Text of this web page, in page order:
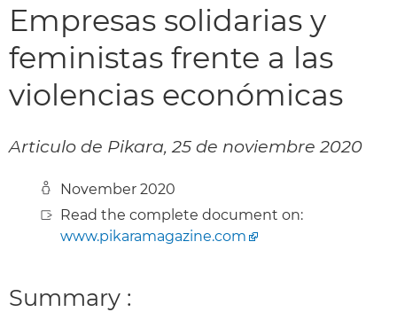
Empresas solidarias y
feministas frente a las
violencias económicas
Articulo de Pikara, 25 de noviembre 2020
November 2020
Read the complete document on:
www.pikaramagazine.com
Summary :